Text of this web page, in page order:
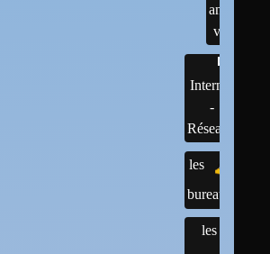
anciennes
versions
Internet
-
Réseaux
les
bureaux
les